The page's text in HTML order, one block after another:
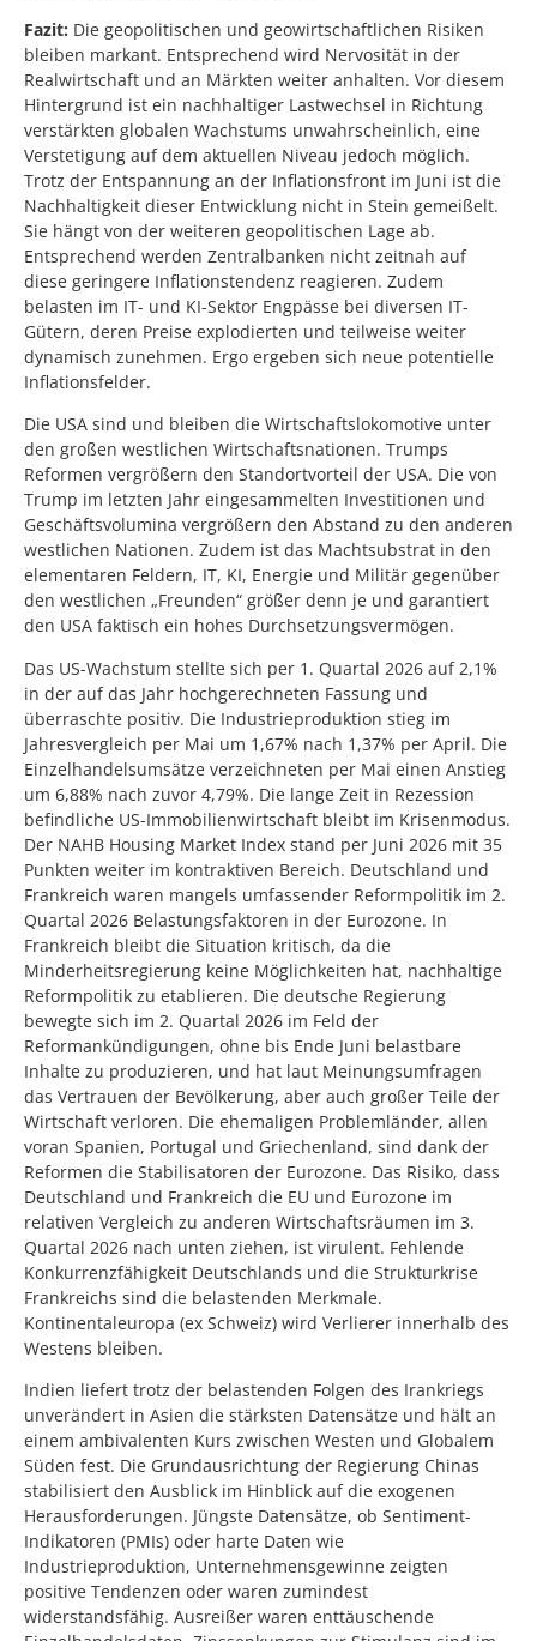
Fazit: Die geopolitischen und geowirtschaftlichen Risiken
bleiben markant. Entsprechend wird Nervosität in der
Realwirtschaft und an Märkten weiter anhalten. Vor diesem
Hintergrund ist ein nachhaltiger Lastwechsel in Richtung
verstärkten globalen Wachstums unwahrscheinlich, eine
Verstetigung auf dem aktuellen Niveau jedoch möglich.
Trotz der Entspannung an der Inflationsfront im Juni ist die
Nachhaltigkeit dieser Entwicklung nicht in Stein gemeißelt.
Sie hängt von der weiteren geopolitischen Lage ab.
Entsprechend werden Zentralbanken nicht zeitnah auf
diese geringere Inflationstendenz reagieren. Zudem
belasten im IT- und KI-Sektor Engpässe bei diversen IT-
Gütern, deren Preise explodierten und teilweise weiter
dynamisch zunehmen. Ergo ergeben sich neue potentielle
Inflationsfelder.
Die USA sind und bleiben die Wirtschaftslokomotive unter
den großen westlichen Wirtschaftsnationen. Trumps
Reformen vergrößern den Standortvorteil der USA. Die von
Trump im letzten Jahr eingesammelten Investitionen und
Geschäftsvolumina vergrößern den Abstand zu den anderen
westlichen Nationen. Zudem ist das Machtsubstrat in den
elementaren Feldern, IT, KI, Energie und Militär gegenüber
den westlichen „Freunden“ größer denn je und garantiert
den USA faktisch ein hohes Durchsetzungsvermögen.
Das US-Wachstum stellte sich per 1. Quartal 2026 auf 2,1%
in der auf das Jahr hochgerechneten Fassung und
überraschte positiv. Die Industrieproduktion stieg im
Jahresvergleich per Mai um 1,67% nach 1,37% per April. Die
Einzelhandelsumsätze verzeichneten per Mai einen Anstieg
um 6,88% nach zuvor 4,79%. Die lange Zeit in Rezession
befindliche US-Immobilienwirtschaft bleibt im Krisenmodus.
Der NAHB Housing Market Index stand per Juni 2026 mit 35
Punkten weiter im kontraktiven Bereich. Deutschland und
Frankreich waren mangels umfassender Reformpolitik im 2.
Quartal 2026 Belastungsfaktoren in der Eurozone. In
Frankreich bleibt die Situation kritisch, da die
Minderheitsregierung keine Möglichkeiten hat, nachhaltige
Reformpolitik zu etablieren. Die deutsche Regierung
bewegte sich im 2. Quartal 2026 im Feld der
Reformankündigungen, ohne bis Ende Juni belastbare
Inhalte zu produzieren, und hat laut Meinungsumfragen
das Vertrauen der Bevölkerung, aber auch großer Teile der
Wirtschaft verloren. Die ehemaligen Problemländer, allen
voran Spanien, Portugal und Griechenland, sind dank der
Reformen die Stabilisatoren der Eurozone. Das Risiko, dass
Deutschland und Frankreich die EU und Eurozone im
relativen Vergleich zu anderen Wirtschaftsräumen im 3.
Quartal 2026 nach unten ziehen, ist virulent. Fehlende
Konkurrenzfähigkeit Deutschlands und die Strukturkrise
Frankreichs sind die belastenden Merkmale.
Kontinentaleuropa (ex Schweiz) wird Verlierer innerhalb des
Westens bleiben.
Indien liefert trotz der belastenden Folgen des Irankriegs
unverändert in Asien die stärksten Datensätze und hält an
einem ambivalenten Kurs zwischen Westen und Globalem
Süden fest. Die Grundausrichtung der Regierung Chinas
stabilisiert den Ausblick im Hinblick auf die exogenen
Herausforderungen. Jüngste Datensätze, ob Sentiment-
Indikatoren (PMIs) oder harte Daten wie
Industrieproduktion, Unternehmensgewinne zeigten
positive Tendenzen oder waren zumindest
widerstandsfähig. Ausreißer waren enttäuschende